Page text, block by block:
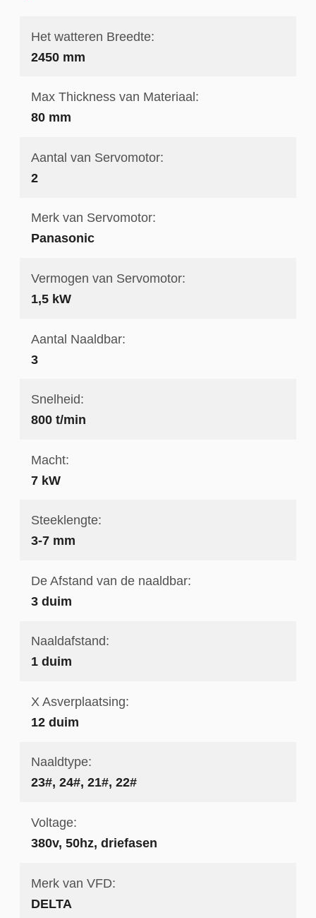
Het watteren Breedte:
2450 mm
Max Thickness van Materiaal:
80 mm
Aantal van Servomotor:
2
Merk van Servomotor:
Panasonic
Vermogen van Servomotor:
1,5 kW
Aantal Naaldbar:
3
Snelheid:
800 t/min
Macht:
7 kW
Steeklengte:
3-7 mm
De Afstand van de naaldbar:
3 duim
Naaldafstand:
1 duim
X Asverplaatsing:
12 duim
Naaldtype:
23#, 24#, 21#, 22#
Voltage:
380v, 50hz, driefasen
Merk van VFD:
DELTA